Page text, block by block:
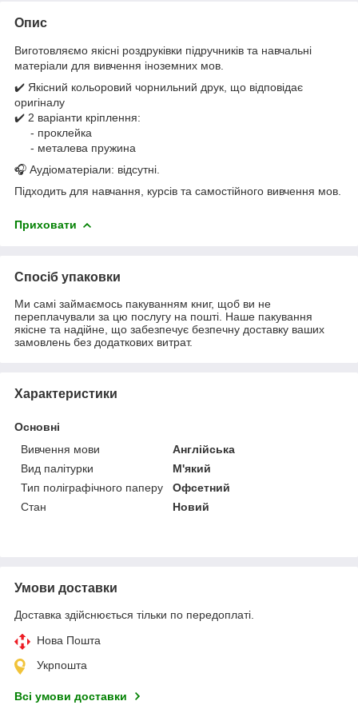
Опис
Виготовляємо якісні роздруківки підручників та навчальні
матеріали для вивчення іноземних мов.
✔️ Якісний кольоровий чорнильний друк, що відповідає
оригіналу
✔️ 2 варіанти кріплення:
- проклейка
- металева пружина
🎧 Аудіоматеріали: відсутні.
Підходить для навчання, курсів та самостійного вивчення мов.
Приховати
Спосіб упаковки
Ми самі займаємось пакуванням книг, щоб ви не
переплачували за цю послугу на пошті. Наше пакування
якісне та надійне, що забезпечує безпечну доставку ваших
замовлень без додаткових витрат.
Характеристики
Основні
Вивчення мови
Англійська
Вид палітурки
М'який
Тип поліграфічного паперу
Офсетний
Стан
Новий
Умови доставки
Доставка здійснюється тільки по передоплаті.
Нова Пошта
Укрпошта
Всі умови доставки